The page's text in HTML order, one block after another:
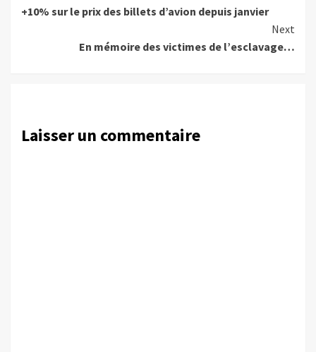
Reading
+10% sur le prix des billets d’avion depuis janvier
Next
En mémoire des victimes de l’esclavage…
Laisser un commentaire